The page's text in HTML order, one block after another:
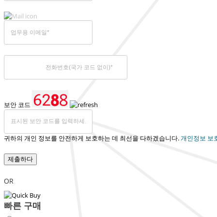
보안 코드
귀하의 개인 정보를 안전하게 보호하는 데 최선을 다하겠습니다. 개인정보 보
제출하다
OR
빠른 구매